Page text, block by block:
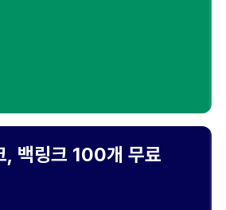
백링크 100개 무료